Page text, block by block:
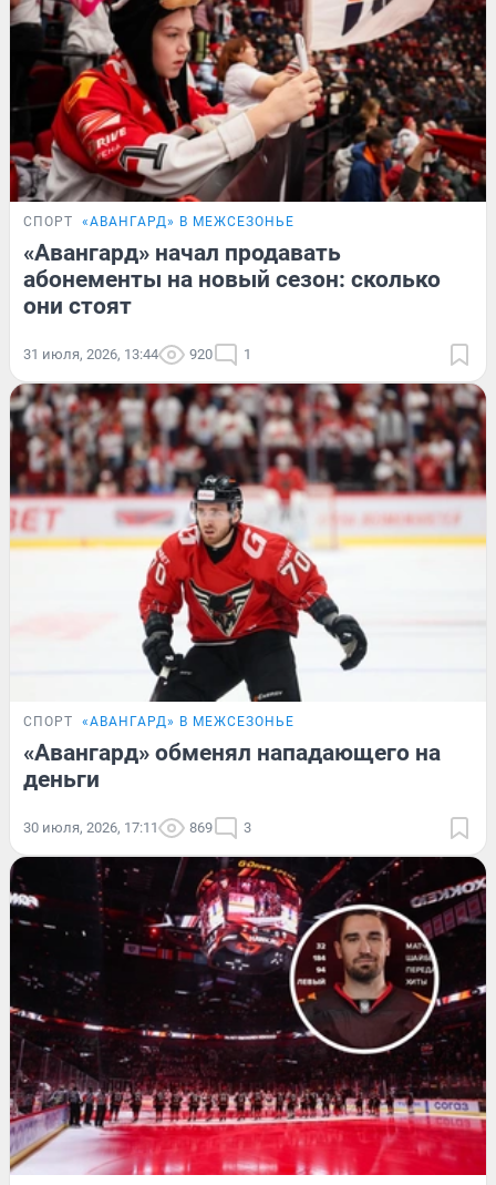
СПОРТ «АВАНГАРД» В МЕЖСЕЗОНЬЕ
«Авангард» начал продавать
абонементы на новый сезон: сколько
они стоят
31 июля, 2026, 13:44 920 1
СПОРТ «АВАНГАРД» В МЕЖСЕЗОНЬЕ
«Авангард» обменял нападающего на
деньги
30 июля, 2026, 17:11 869 3